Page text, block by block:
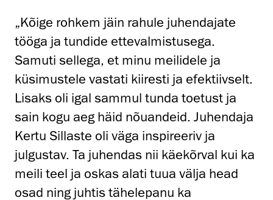
„Kõige rohkem jäin rahule juhendajate
tööga ja tundide ettevalmistusega.
Samuti sellega, et minu meilidele ja
küsimustele vastati kiiresti ja efektiivselt.
Lisaks oli igal sammul tunda toetust ja
sain kogu aeg häid nõuandeid. Juhendaja
Kertu Sillaste oli väga inspireeriv ja
julgustav. Ta juhendas nii käekõrval kui ka
meili teel ja oskas alati tuua välja head
osad ning juhtis tähelepanu ka